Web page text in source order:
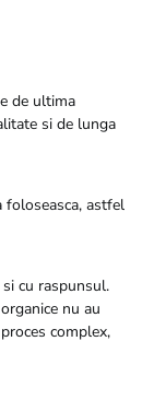
de ultima
si de lunga
foloseasca, astfel
cu raspunsul.
nu au
complex,